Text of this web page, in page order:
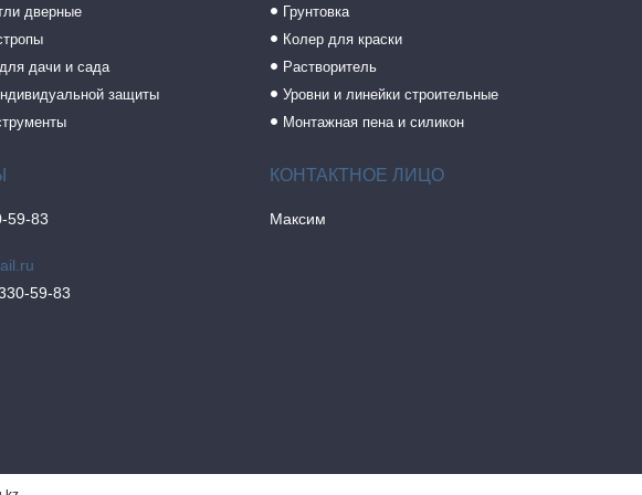
дверные
дачи и сада
защиты
Грунтовка
Колер для краски
Растворитель
Уровни и линейки строительные
Монтажная пена и силикон
59-83
59-83
Максим